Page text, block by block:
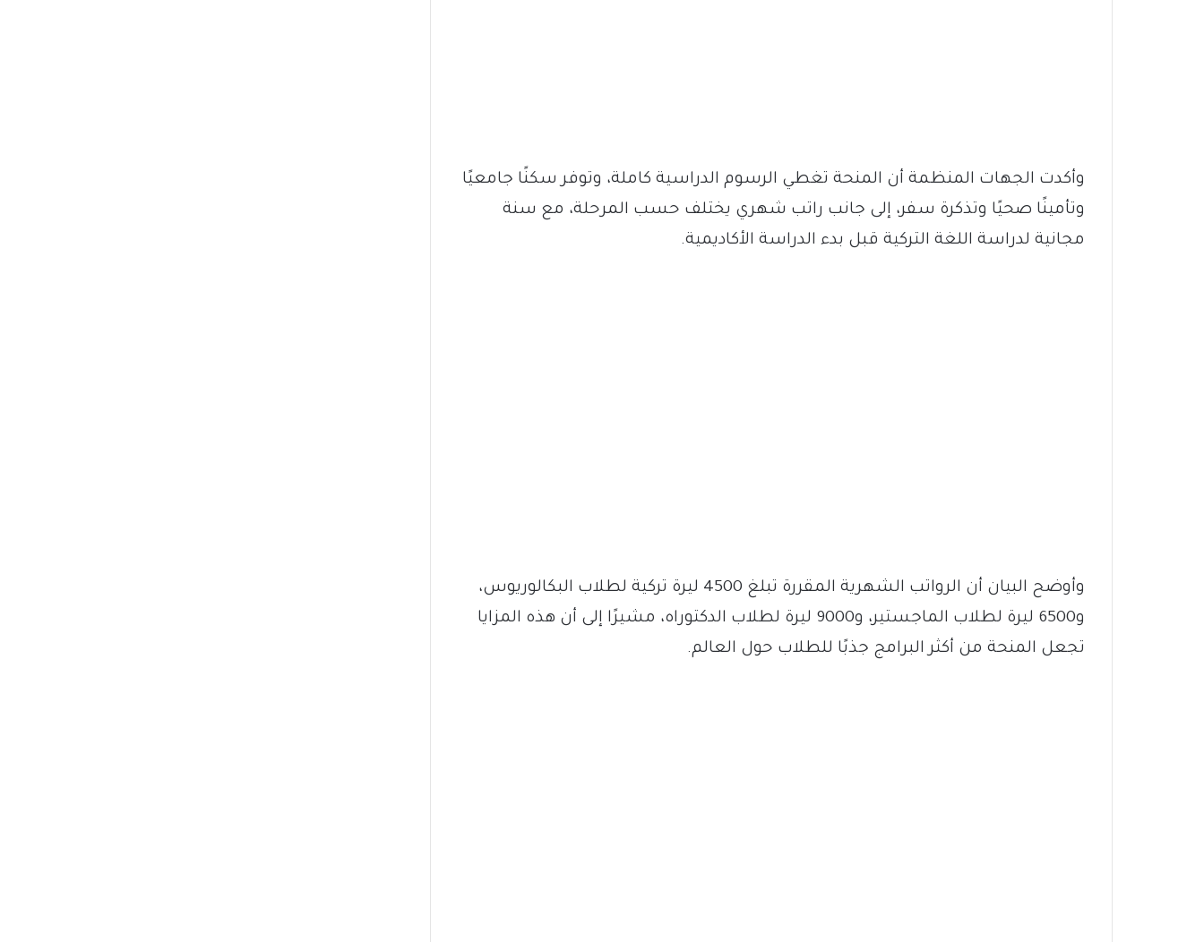
وأكدت الجهات المنظمة أن المنحة تغطي الرسوم الدراسية كاملة، وتوفر سكنًا جامعيًا
وتأمينًا صحيًا وتذكرة سفر، إلى جانب راتب شهري يختلف حسب المرحلة، مع سنة
مجانية لدراسة اللغة التركية قبل بدء الدراسة الأكاديمية.
وأوضح البيان أن الرواتب الشهرية المقررة تبلغ 4500 ليرة تركية لطلاب البكالوريوس،
و6500 ليرة لطلاب الماجستير، و9000 ليرة لطلاب الدكتوراه، مشيرًا إلى أن هذه المزايا
تجعل المنحة من أكثر البرامج جذبًا للطلاب حول العالم.